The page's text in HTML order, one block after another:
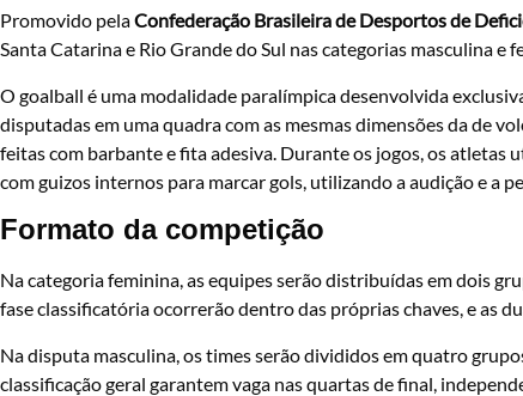
Promovido pelaConfederação Brasileira de Desportos de
Santa Catarina e Rio Grande do Sul nas categorias masculina e
O goalball é uma modalidade paralímpica desenvolvida
disputadas em uma quadra com as mesmas dimensões da de
feitas com barbante e fita adesiva. Durante os jogos, os
com guizos internos para marcar gols, utilizando a audição e a
Formato da competição
Na categoria feminina, as equipes serão distribuídas em dois
fase classificatória ocorrerão dentro das próprias chaves, e as
Na disputa masculina, os times serão divididos em quatro
classificação geral garantem vaga nas quartas de final,